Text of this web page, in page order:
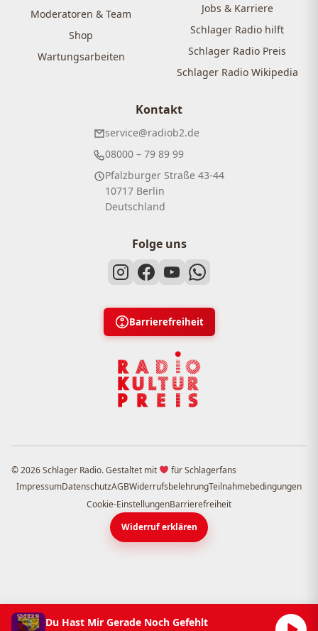
Moderatoren & Team
Shop
Wartungsarbeiten
Jobs & Karriere
Schlager Radio hilft
Schlager Radio Preis
Schlager Radio Wikipedia
Kontakt
service@radiob2.de
08000 – 79 89 99
Pfalzburger Straße 43-44
10717 Berlin
Deutschland
Folge uns
Barrierefreiheit
© 2026 Schlager Radio. Gestaltet mit
für Schlagerfans
ImpressumDatenschutzAGBWiderrufsbelehrungTeilnahmebedingungen
Cookie-EinstellungenBarrierefreiheit
Widerruf erklären
Du Hast Mir Gerade Noch Gefehlt